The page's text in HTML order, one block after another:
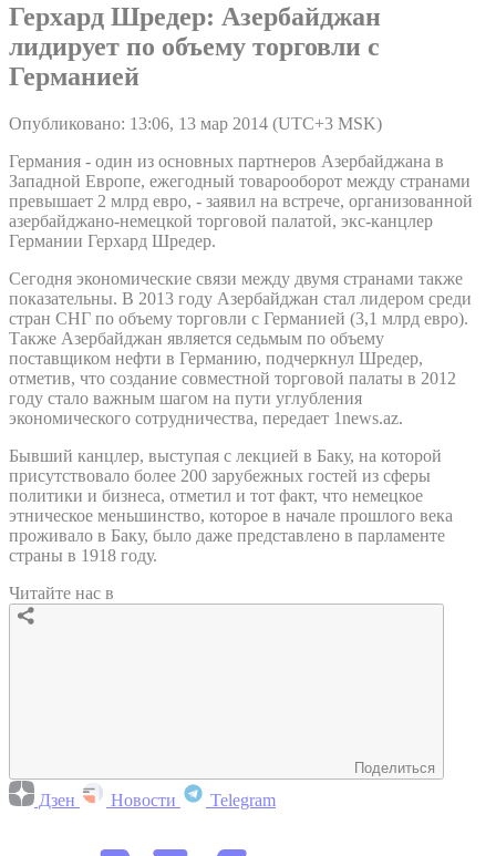
Герхард Шредер: Азербайджан
лидирует по объему торговли с
Германией
Опубликовано: 13:06, 13 мар 2014 (UTC+3 MSK)
Германия - один из основных партнеров Азербайджана в
Западной Европе, ежегодный товарооборот между странами
превышает 2 млрд евро, - заявил на встрече, организованной
азербайджано-немецкой торговой палатой, экс-канцлер
Германии Герхард Шредер.
Сегодня экономические связи между двумя странами также
показательны. В 2013 году Азербайджан стал лидером среди
стран СНГ по объему торговли с Германией (3,1 млрд евро).
Также Азербайджан является седьмым по объему
поставщиком нефти в Германию, подчеркнул Шредер,
отметив, что создание совместной торговой палаты в 2012
году стало важным шагом на пути углубления
экономического сотрудничества, передает 1news.az.
Бывший канцлер, выступая с лекцией в Баку, на которой
присутствовало более 200 зарубежных гостей из сферы
политики и бизнеса, отметил и тот факт, что немецкое
этническое меньшинство, которое в начале прошлого века
проживало в Баку, было даже представлено в парламенте
страны в 1918 году.
Читайте нас в
Поделиться
Дзен Новости Telegram